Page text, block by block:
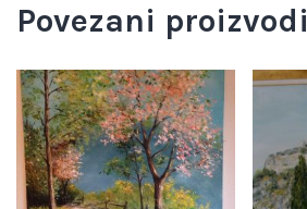
Povezani proizvodi